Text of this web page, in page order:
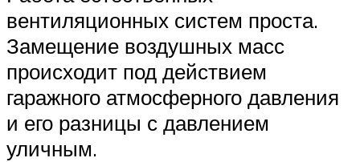
вентиляционных систем проста.
Замещение воздушных масс
происходит под действием
гаражного атмосферного давления
и его разницы с давлением
уличным.